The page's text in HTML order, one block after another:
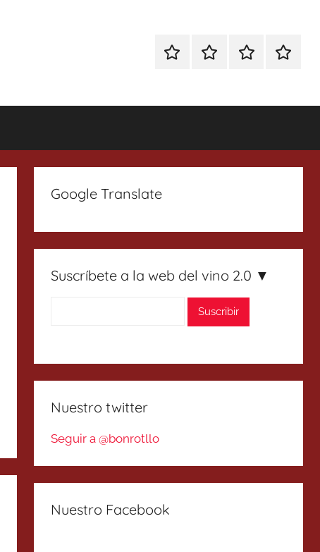
EspecialEnoturismoRanking
Google Translate
Suscríbete a la web del vino 2.0 ▼
Nuestro twitter
Seguir a @bonrotllo
Nuestro Facebook